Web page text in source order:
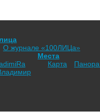
О журнале «100ЛИЦа»
Места
Карта